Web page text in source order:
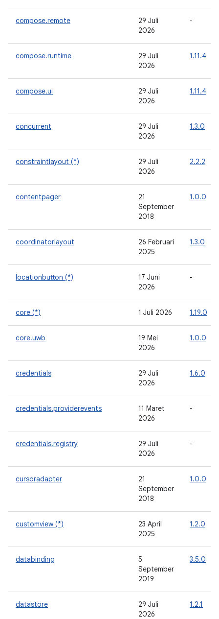
compose.remote
29 Juli
2026
-
compose.runtime
29 Juli
2026
1.11.4
compose.ui
29 Juli
2026
1.11.4
concurrent
29 Juli
2026
1.3.0
constraintlayout (*)
29 Juli
2026
2.2.2
contentpager
21
September
2018
1.0.0
coordinatorlayout
26 Februari
2025
1.3.0
locationbutton (*)
17 Juni
2026
-
core (*) 1 Juli 2026 1.19.0
core.uwb
19 Mei
2026
1.0.0
credentials
29 Juli
2026
1.6.0
credentials.providerevents
11 Maret
2026
-
credentials.registry
29 Juli
2026
-
cursoradapter
21
September
2018
1.0.0
customview (*)
23 April
2025
1.2.0
databinding
5
September
2019
3.5.0
datastore
29 Juli
2026
1.2.1